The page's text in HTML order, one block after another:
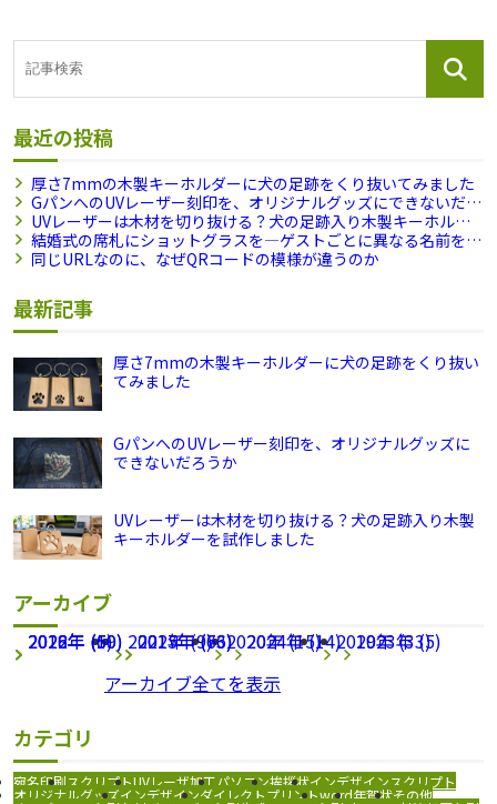
最近の投稿
厚さ7mmの木製キーホルダーに犬の足跡をくり抜いてみました
GパンへのUVレーザー刻印を、オリジナルグッズにできないだろ
うか
UVレーザーは木材を切り抜ける？犬の足跡入り木製キーホル
ダーを試作しました
結婚式の席札にショットグラスを―ゲストごとに異なる名前を刻
印できますか？
同じURLなのに、なぜQRコードの模様が違うのか
最新記事
厚さ7mmの木製キーホルダーに犬の足跡をくり抜い
てみました
GパンへのUVレーザー刻印を、オリジナルグッズに
できないだろうか
UVレーザーは木材を切り抜ける？犬の足跡入り木製
キーホルダーを試作しました
アーカイブ
2026年 (69) 2025年 (63) 2024年 (14) 2023年 (5)
2022年 (1) 2021年 (9) 2020年 (15) 2019年 (33)
2018年 (50) 2017年 (76)
アーカイブ全てを表示
カテゴリ
宛名印刷スクリプトUVレーザ加工パソコン挨拶状インデザインスクリプト
オリジナルグッズインデザインダイレクトプリントword年賀状その他